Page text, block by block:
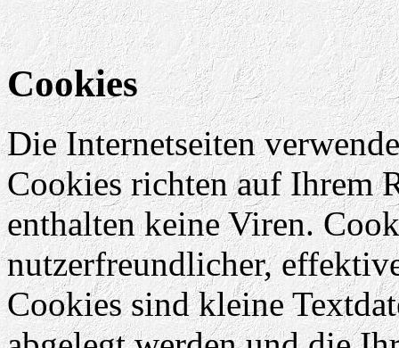
Cookies
Die Internetseiten
Cookies richten auf Ihrem
enthalten keine Viren.
nutzerfreundlicher,
Cookies sind kleine